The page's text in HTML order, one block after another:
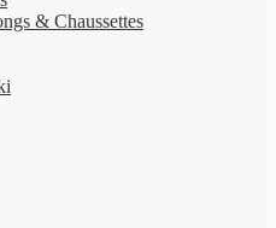
& Chaussettes